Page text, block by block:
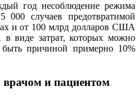
год несоблюдение режима
000 случаев предотвратимой
и ​​от 100 млрд долларов США
виде затрат, которых можно
причиной примерно 10%
и пациентом